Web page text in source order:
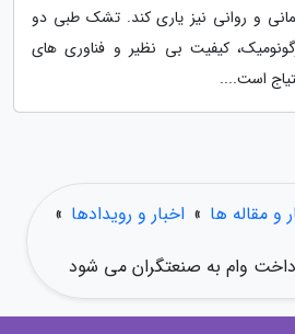
و روانی نیز یاری کند. تشک طبی دو
کیفیت بی نظیر و فناوری های
است....
و مقاله ها » اخبار و رویدادها »
وام به صنعتگران می شود